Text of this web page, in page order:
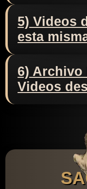
5) Videos
esta
6)
Videos